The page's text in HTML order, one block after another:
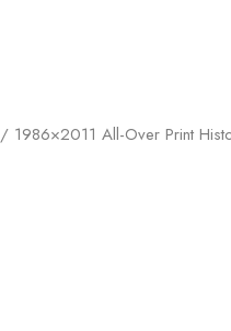
/ 1986×2011 All-Over Print